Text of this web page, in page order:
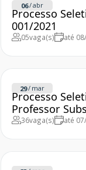
06/abr
Processo
001/2021
05vaga(s) até
29/ mar
Processo
Professor
36vaga(s) até